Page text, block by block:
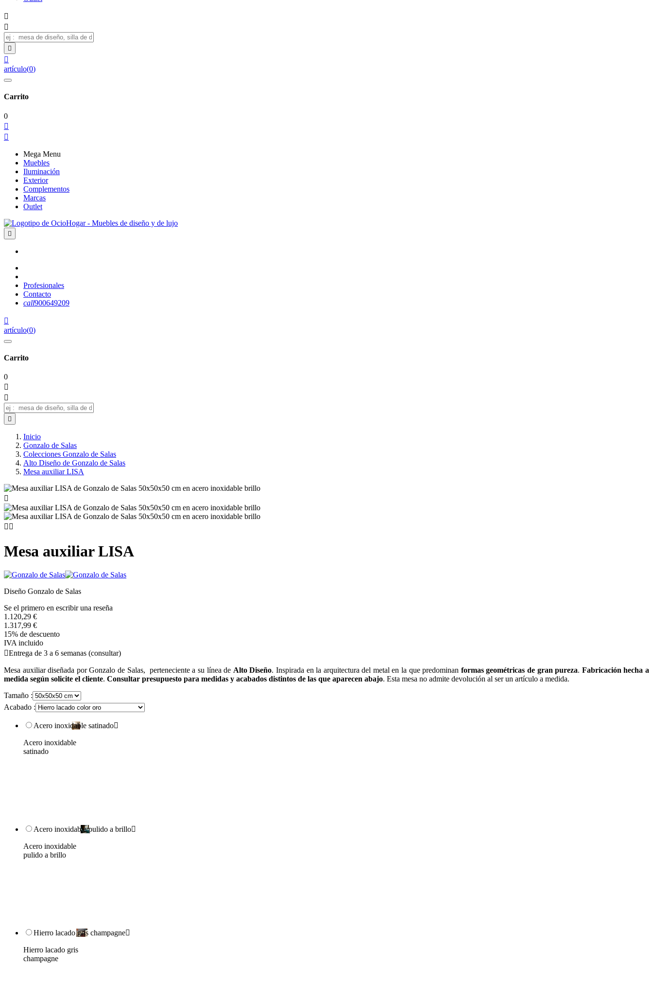




artículo(0)
Carrito
0


Mega Menu
Muebles
Iluminación
Exterior
Complementos
Marcas
Outlet

Profesionales
Contacto
call900649209

artículo(0)
Carrito
0



Inicio
Gonzalo de Salas
Colecciones Gonzalo de Salas
Alto Diseño de Gonzalo de Salas
Mesa auxiliar LISA

 
Mesa auxiliar LISA
Diseño Gonzalo de Salas
Se el primero en escribir una reseña
1.120,29 €
1.317,99 €
15% de descuento
IVA incluido
Entrega de 3 a 6 semanas (consultar)
Mesa auxiliar diseñada por Gonzalo de Salas, perteneciente a su línea de Alto Diseño. Inspirada en la arquitectura del metal en la que predominan formas geométricas de gran pureza. Fabricación hecha a
medida según solicite el cliente. Consultar presupuesto para medidas y acabados distintos de las que aparecen abajo. Esta mesa no admite devolución al ser un artículo a medida.
Tamaño :
Acabado :
Acero inoxidable satinado
Acero inoxidable
satinado
Acero inoxidable pulido a brillo
Acero inoxidable
pulido a brillo
Hierro lacado gris champagne
Hierro lacado gris
champagne